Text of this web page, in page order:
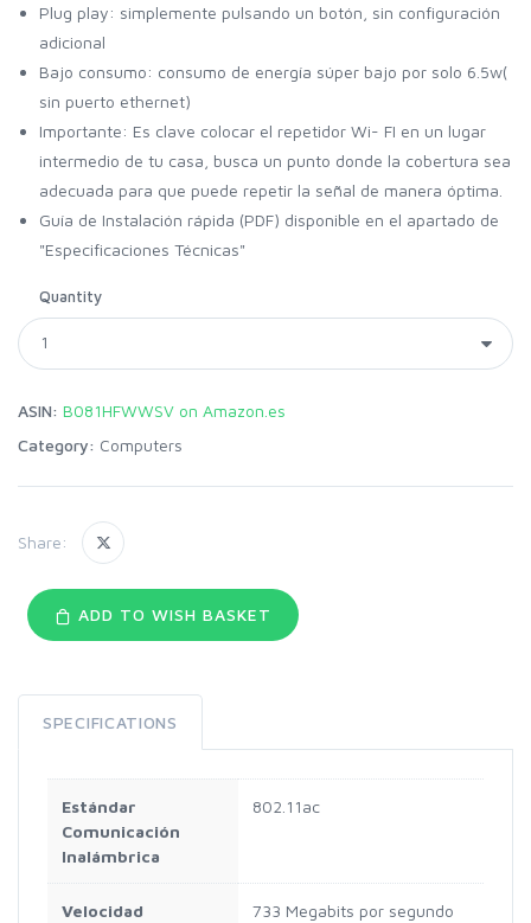
Plug play: simplemente pulsando un botón, sin configuración
adicional
Bajo consumo: consumo de energía súper bajo por solo 6.5w(
sin puerto ethernet)
Importante: Es clave colocar el repetidor Wi- FI en un lugar
intermedio de tu casa, busca un punto donde la cobertura sea
adecuada para que puede repetir la señal de manera óptima.
Guía de Instalación rápida (PDF) disponible en el apartado de
"Especificaciones Técnicas"
Quantity
ASIN: B081HFWWSV on Amazon.es
Category: Computers
Share:
ADD TO WISH BASKET
SPECIFICATIONS
Estándar
Comunicación
Inalámbrica
802.11ac
Velocidad
733 Megabits por segundo